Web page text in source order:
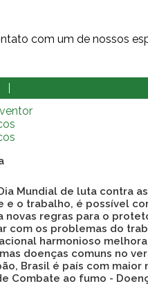
com um de nossos
Dia Mundial de luta contra
e o trabalho, é possível
novas regras para o
com os problemas do
harmonioso
doenças comuns no
Brasil é país com
de Combate ao fumo -